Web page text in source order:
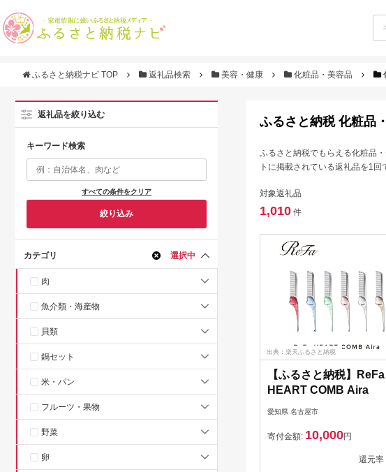
ふるさと納税ナビ TOP 返礼品検索 美容・健康 化粧品・美容品
返礼品を絞り込む
キーワード検索
すべての条件をクリア
絞り込み
カテゴリ 選択中
肉
魚介類・海産物
貝類
鍋セット
米・パン
フルーツ・果物
野菜
卵
ふるさと納税 化粧品
ふるさと納税でもらえる化粧品
トに掲載されている返礼品を1回
対象返礼品
1,010 件
出典：楽天ふるさと納税
【ふるさと納税】ReFa
HEART COMB Aira
愛知県 名古屋市
寄付金額: 10,000円
還元率